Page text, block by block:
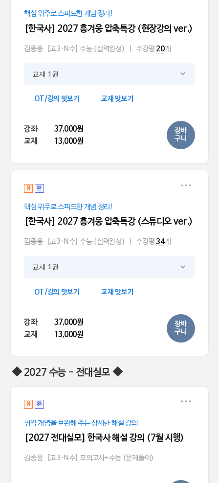
핵심 위주로 스피드한 개념 정리!
[한국사] 2027 흥겨웅 압축특강 (현장강의 ver.)
김종웅 [고3·N수] 수능 (실력완성) 수강평 20개
교재 1권
OT/강의 맛보기 교재 맛보기
강좌
37,000원
교재
13,000원
장바
구니
N 완
핵심 위주로 스피드한 개념 정리!
[한국사] 2027 흥겨웅 압축특강 (스튜디오 ver.)
김종웅 [고3·N수] 수능 (실력완성) 수강평34개
교재 1권
OT/강의 맛보기 교재 맛보기
강좌
37,000원
교재
13,000원
장바
구니
◆ 2027 수능 - 전대실모 ◆
N 완
취약 개념을 보완해 주는 상세한 해설 강의
[2027 전대실모] 한국사 해설 강의 (7월 시행)
김종웅 [고3·N수] 모의고사+수능 (문제풀이)